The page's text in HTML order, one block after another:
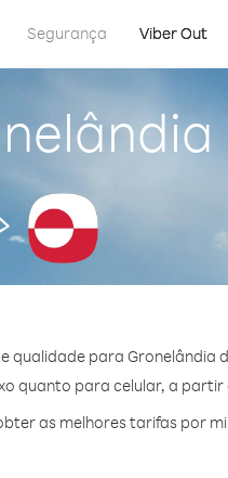
Segurança Viber Out
qualidade para Gronelândia
quanto para celular, a
as melhores tarifas por